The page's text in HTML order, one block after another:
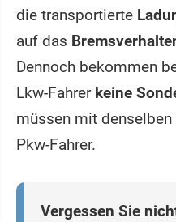
die transportierte
auf das
Dennoch bekommen
Lkw-Fahrer keine
müssen mit
Pkw-Fahrer.
Vergessen Sie